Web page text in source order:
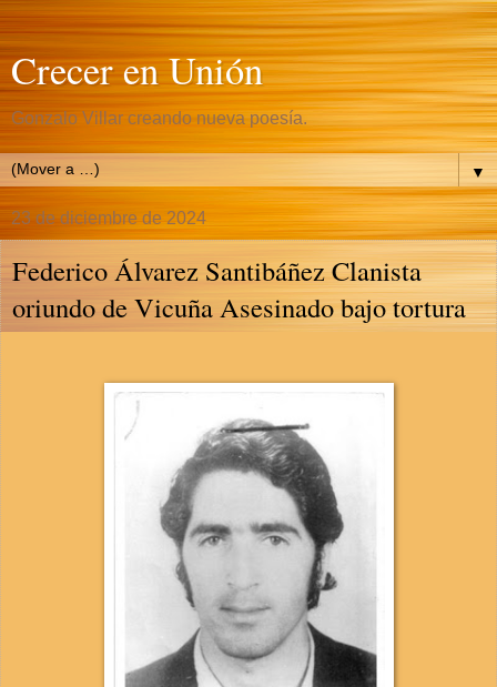
Crecer en Unión
Gonzalo Villar creando nueva poesía.
▼
23 de diciembre de 2024
Federico Álvarez Santibáñez Clanista
oriundo de Vicuña Asesinado bajo tortura